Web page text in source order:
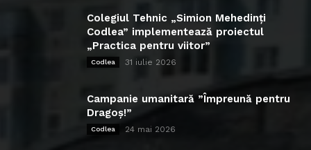
Colegiul Tehnic „Simion Mehedinți
Codlea” implementează proiectul
„Practica pentru viitor”
Codlea 31 iulie 2026
Campanie umanitară ”Împreună pentru
Dragoș!”
Codlea 24 mai 2026